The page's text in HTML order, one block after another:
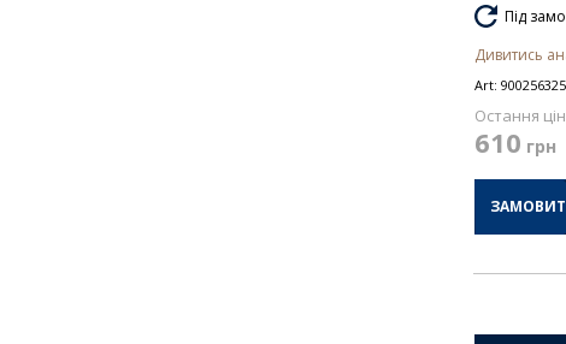
Під
Дивитись
Art: 900256325
Остання
610 грн